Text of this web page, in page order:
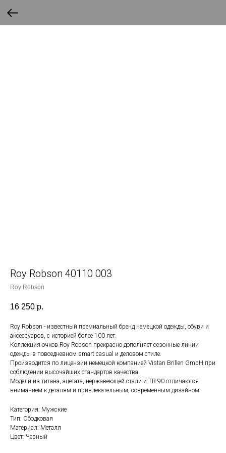
Roy Robson 40110 003
Roy Robson
16 250 р.
Roy Robson - известный премиальный бренд немецкой одежды, обуви и
аксессуаров, с историей более 100 лет.
Коллекция очков Roy Robson прекрасно дополняет сезонные линии
одежды в повседневном smart casual и деловом стиле.
Производится по лицензии немецкой компанией Vistan Brillen GmbH при
соблюдении высочайших стандартов качества.
Модели из титана, ацетата, нержавеющей стали и TR-90 отличаются
вниманием к деталям и привлекательным, современным дизайном.
Категория: Мужские
Тип: Ободковая
Материал: Металл
Цвет: Черный